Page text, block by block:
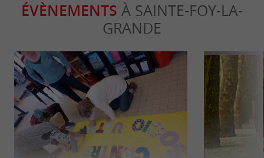
ÉVÈNEMENTS À SAINTE-FOY-LA-
GRANDE